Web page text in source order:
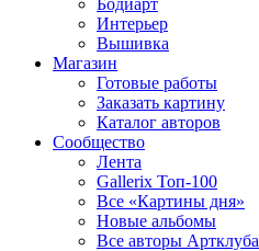
Бодиарт
Интерьер
Вышивка
Магазин
Готовые работы
Заказать картину
Каталог авторов
Сообщество
Лента
Gallerix Топ-100
Все «Картины дня»
Новые альбомы
Все авторы Артклуба